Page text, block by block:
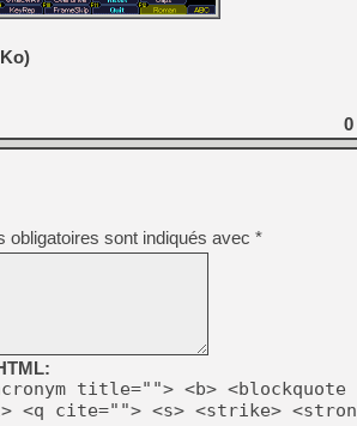
[GK] Agenda - GeForce
[LS] [PS5] ps5-y2jb-
[GK] Pourquoi Marvel
[GK] Test : Restory : Chill
[GK] GTA 6 : Rockstar
[GK] Hot Wheels Infinite
[GK] Mémoire cash -
[GK] Résultats Nintendo :
[GK] Dans ce jeu de
0
obligatoires sont indiqués avec *
title=""> <b> <blockquote
<q cite=""> <s> <strike>